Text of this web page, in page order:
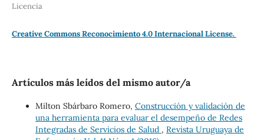
Licencia
Creative Commons Reconocimiento 4.0 Internacional License.
Artículos más leídos del mismo autor/a
Milton Sbárbaro Romero, Construcción y validación de
una herramienta para evaluar el desempeño de Redes
Integradas de Servicios de Salud , Revista Uruguaya de